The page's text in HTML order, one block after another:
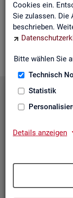
Cookies ein.
Sie zulassen. Die
beschrieben.
Bitte wählen Sie
Technisch
Statistik
Details anzeigen
Die Sta­tis­tik der
und
einen spe­zi­el­len
back zu un­se­ren